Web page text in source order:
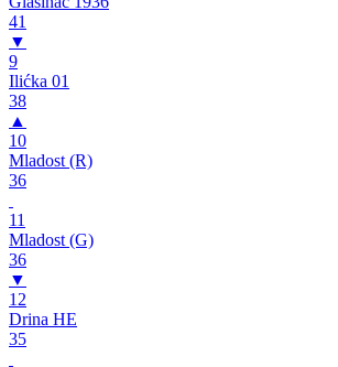
41
▼
9
Ilićka 01
38
▲
10
Mladost (R)
36
11
Mladost (G)
36
▼
12
Drina HE
35